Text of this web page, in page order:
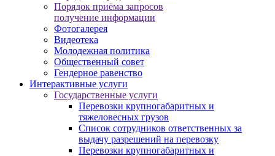
Порядок приёма запросов
получение информации
Фотогалерея
Видеотека
Молодежная политика
Общественный совет
Гендерное равенство
Интерактивные услуги
Государственные услуги
Перевозки крупногабаритных и
тяжеловесных грузов
Список сотрудников ответственных за
выдачу разрешений на перевозку
Перевозки крупногабаритных и